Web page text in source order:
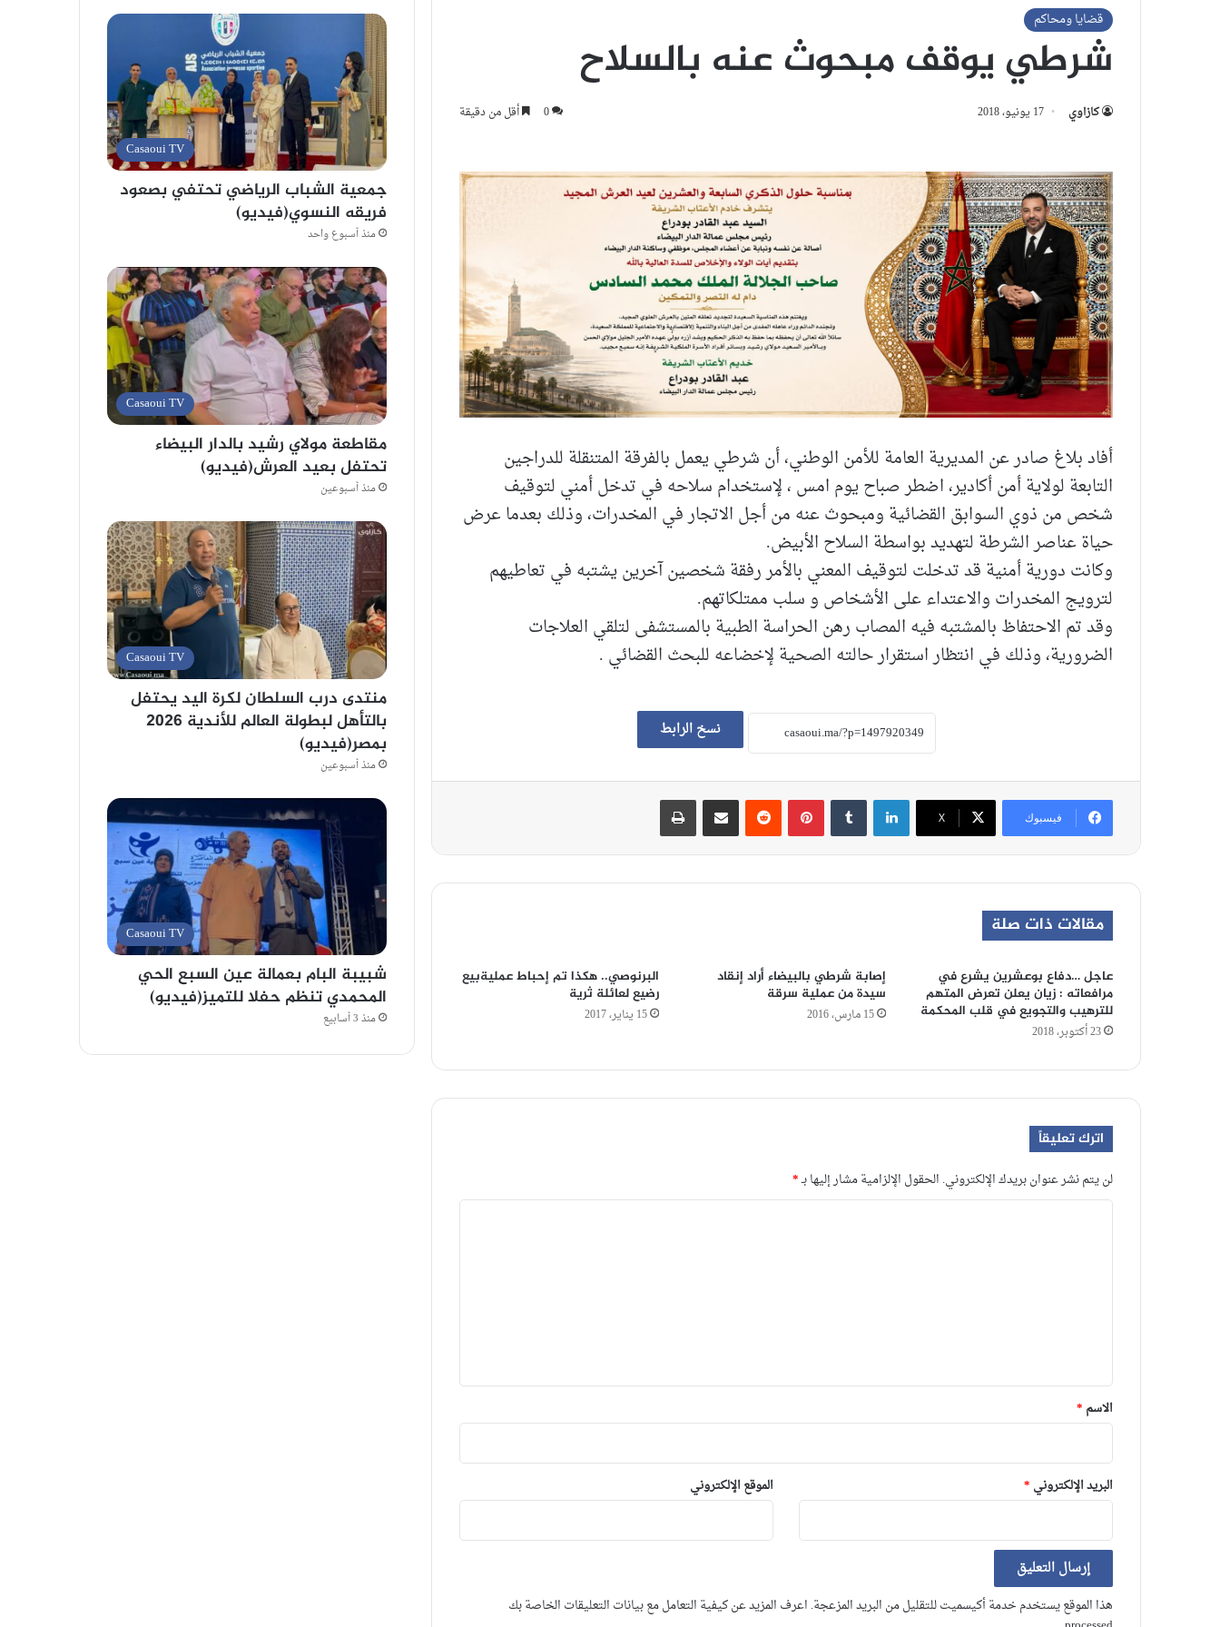
قضايا ومحاكم
شرطي يوقف مبحوث عنه بالسلاح
كازاوي 17 يونيو، 2018 0 أقل من دقيقة
أفاد بلاغ صادر عن المديرية العامة للأمن الوطني، أن شرطي يعمل بالفرقة المتنقلة للدراجين
التابعة لولاية أمن أكادير، اضطر صباح يوم امس ، لإستخدام سلاحه في تدخل أمني لتوقيف
شخص من ذوي السوابق القضائية ومبحوث عنه من أجل الاتجار في المخدرات، وذلك بعدما عرض
حياة عناصر الشرطة لتهديد بواسطة السلاح الأبيض.
وكانت دورية أمنية قد تدخلت لتوقيف المعني بالأمر رفقة شخصين آخرين يشتبه في تعاطيهم
لترويج المخدرات والاعتداء على الأشخاص و سلب ممتلكاتهم.
وقد تم الاحتفاظ بالمشتبه فيه المصاب رهن الحراسة الطبية بالمستشفى لتلقي العلاجات
الضرورية، وذلك في انتظار استقرار حالته الصحية لإخضاعه للبحث القضائي .
نسخ الرابط
فيسبوك ‫X
لينكدإن بينتيريست
مقالات ذات صلة
عاجل …دفاع بوعشرين يشرع في
مرافعاته : زيان يعلن تعرض المتهم
للترهيب والتجويع في قلب المحكمة
23 أكتوبر، 2018
إصابة شرطي بالبيضاء أراد إنقاد
سيدة من عملية سرقة
15 مارس، 2016
البرنوصي.. هكذا تم إحباط عمليةبيع
رضيع لعائلة ثرية
15 يناير، 2017
اترك تعليقاً
لن يتم نشر عنوان بريدك الإلكتروني. الحقول الإلزامية مشار إليها بـ*
*
الاسم *
البريد الإلكتروني * الموقع الإلكتروني
هذا الموقع يستخدم خدمة أكيسميت للتقليل من البريد المزعجة. اعرف المزيد عن كيفية التعامل مع بيانات التعليقات الخاصة بك
Casaoui TV
جمعية الشباب الرياضي تحتفي بصعود
فريقه النسوي(فيديو)
منذ أسبوع واحد
Casaoui TV
مقاطعة مولاي رشيد بالدار البيضاء
تحتفل بعيد العرش(فيديو)
منذ أسبوعين
Casaoui TV
منتدى درب السلطان لكرة اليد يحتفل
بالتأهل لبطولة العالم للأندية 2026
بمصر(فيديو)
منذ أسبوعين
Casaoui TV
شبيبة البام بعمالة عين السبع الحي
المحمدي تنظم حفلا للتميز(فيديو)
منذ 3 أسابيع